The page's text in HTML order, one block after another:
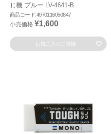
じ機 ブルー LV-4641-B
商品コード:4970116050847
小売価格 ¥1,600
お気に入りに登録